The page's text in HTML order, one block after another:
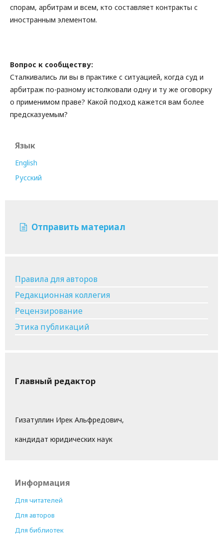
спорам, арбитрам и всем, кто составляет контракты с
иностранным элементом.
Вопрос к сообществу:
Сталкивались ли вы в практике с ситуацией, когда суд и
арбитраж по-разному истолковали одну и ту же оговорку
о применимом праве? Какой подход кажется вам более
предсказуемым?
Язык
English
Русский
Отправить материал
Правила для авторов
Редакционная коллегия
Рецензирование
Этика публикаций
Главный редактор
Гизатуллин Ирек Альфредович,
кандидат юридических наук
Информация
Для читателей
Для авторов
Для библиотек